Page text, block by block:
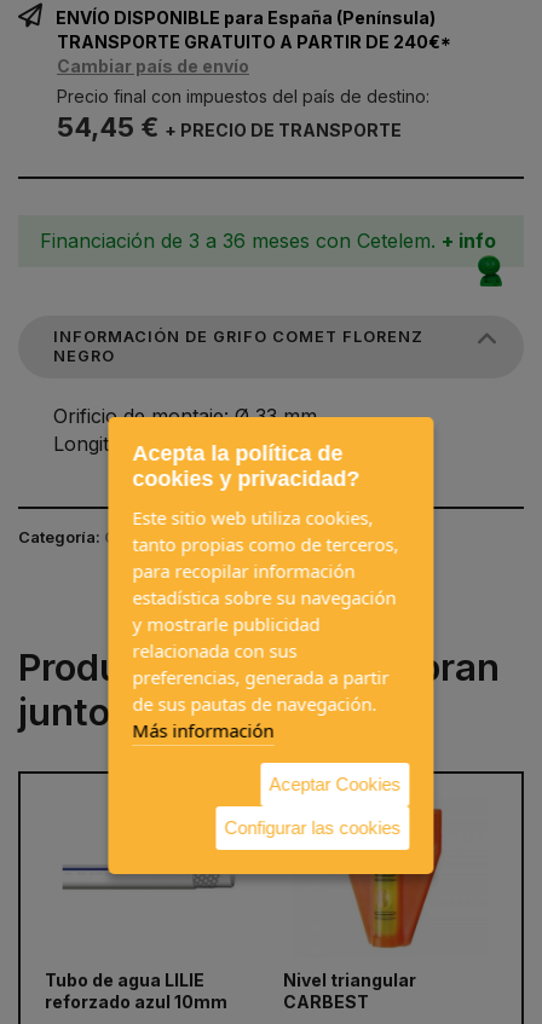
ENVÍO DISPONIBLE para España (Península)
TRANSPORTE GRATUITO A PARTIR DE 240€*
Cambiar país de envío
Precio final con impuestos del país de destino:
54,45 € + PRECIO DE TRANSPORTE
Financiación de 3 a 36 meses con Cetelem. + info
INFORMACIÓN DE GRIFO COMET FLORENZ
NEGRO
Orificio de montaje: Ø 33 mm
Longitud del pico: 140 mm
Categoría: COCINA, AGUA Y WC / GRIFOS
Productos que se compran
juntos a menudo
Tubo de agua LILIE
reforzado azul 10mm
Nivel triangular
CARBEST
Acepta la política de
cookies y privacidad?
Este sitio web utiliza cookies,
tanto propias como de terceros,
para recopilar información
estadística sobre su navegación
y mostrarle publicidad
relacionada con sus
preferencias, generada a partir
de sus pautas de navegación.
Más información
Aceptar Cookies
Configurar las cookies